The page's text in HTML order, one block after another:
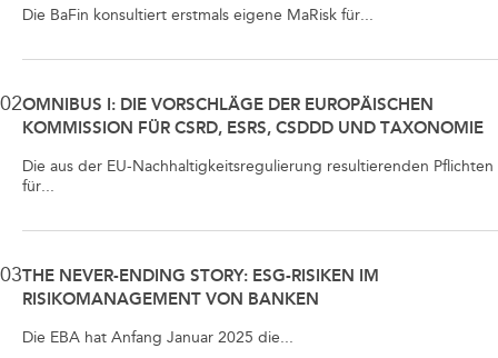
Die BaFin konsultiert erstmals eigene MaRisk für...
02OMNIBUS I: DIE VORSCHLÄGE DER EUROPÄISCHEN
KOMMISSION FÜR CSRD, ESRS, CSDDD UND TAXONOMIE
Die aus der EU-Nachhaltigkeitsregulierung resultierenden Pflichten
für...
03THE NEVER-ENDING STORY: ESG-RISIKEN IM
RISIKOMANAGEMENT VON BANKEN
Die EBA hat Anfang Januar 2025 die...